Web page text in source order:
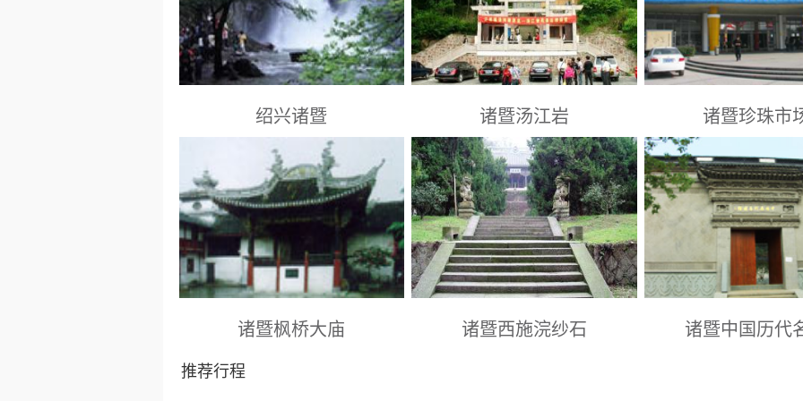
绍兴诸暨
绍兴景点： 浙江绍兴市
诸暨汤江岩
绍兴景点： 同山镇汤江岩风景区
诸暨珍珠市
绍兴景点： 浙江绍兴
诸暨枫桥大庙 诸暨西施浣纱石 诸暨中国历代
推荐行程